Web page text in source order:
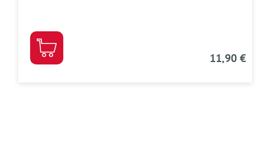
11,90 €